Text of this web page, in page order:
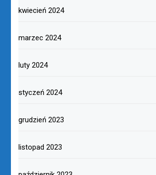
kwiecień 2024
marzec 2024
luty 2024
styczeń 2024
grudzień 2023
listopad 2023